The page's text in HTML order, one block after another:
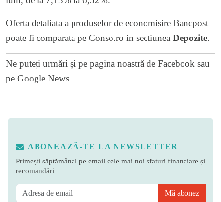
Oferta detaliata a produselor de economisire Bancpost
poate fi comparata pe Conso.ro in sectiunea Depozite.
Ne puteți urmări și pe pagina noastră de Facebook sau
pe Google News
ABONEAZĂ-TE LA NEWSLETTER
Primești săptămânal pe email cele mai noi sfaturi financiare și
recomandări
Mă abonez